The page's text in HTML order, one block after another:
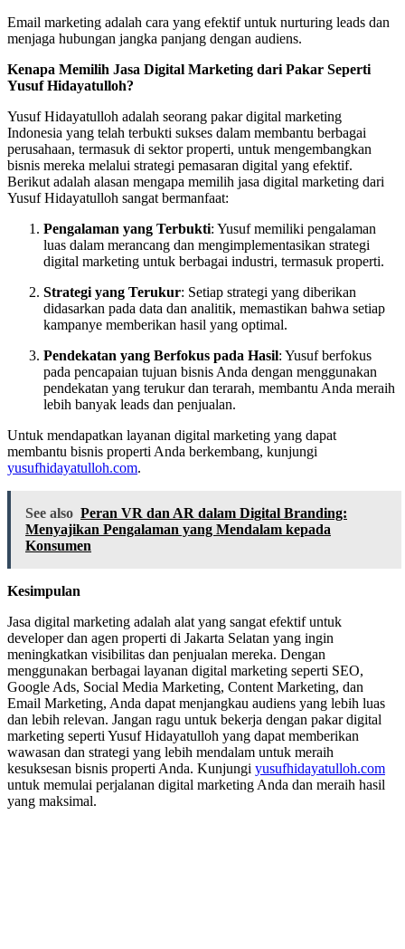
Email marketing adalah cara yang efektif untuk nurturing leads dan
menjaga hubungan jangka panjang dengan audiens.
Kenapa Memilih Jasa Digital Marketing dari Pakar Seperti
Yusuf Hidayatulloh?
Yusuf Hidayatulloh adalah seorang pakar digital marketing
Indonesia yang telah terbukti sukses dalam membantu berbagai
perusahaan, termasuk di sektor properti, untuk mengembangkan
bisnis mereka melalui strategi pemasaran digital yang efektif.
Berikut adalah alasan mengapa memilih jasa digital marketing dari
Yusuf Hidayatulloh sangat bermanfaat:
Pengalaman yang Terbukti: Yusuf memiliki pengalaman
luas dalam merancang dan mengimplementasikan strategi
digital marketing untuk berbagai industri, termasuk properti.
Strategi yang Terukur: Setiap strategi yang diberikan
didasarkan pada data dan analitik, memastikan bahwa setiap
kampanye memberikan hasil yang optimal.
Pendekatan yang Berfokus pada Hasil: Yusuf berfokus
pada pencapaian tujuan bisnis Anda dengan menggunakan
pendekatan yang terukur dan terarah, membantu Anda meraih
lebih banyak leads dan penjualan.
Untuk mendapatkan layanan digital marketing yang dapat
membantu bisnis properti Anda berkembang, kunjungi
yusufhidayatulloh.com.
See also Peran VR dan AR dalam Digital Branding:
Menyajikan Pengalaman yang Mendalam kepada
Konsumen
Kesimpulan
Jasa digital marketing adalah alat yang sangat efektif untuk
developer dan agen properti di Jakarta Selatan yang ingin
meningkatkan visibilitas dan penjualan mereka. Dengan
menggunakan berbagai layanan digital marketing seperti SEO,
Google Ads, Social Media Marketing, Content Marketing, dan
Email Marketing, Anda dapat menjangkau audiens yang lebih luas
dan lebih relevan. Jangan ragu untuk bekerja dengan pakar digital
marketing seperti Yusuf Hidayatulloh yang dapat memberikan
wawasan dan strategi yang lebih mendalam untuk meraih
kesuksesan bisnis properti Anda. Kunjungi yusufhidayatulloh.com
untuk memulai perjalanan digital marketing Anda dan meraih hasil
yang maksimal.